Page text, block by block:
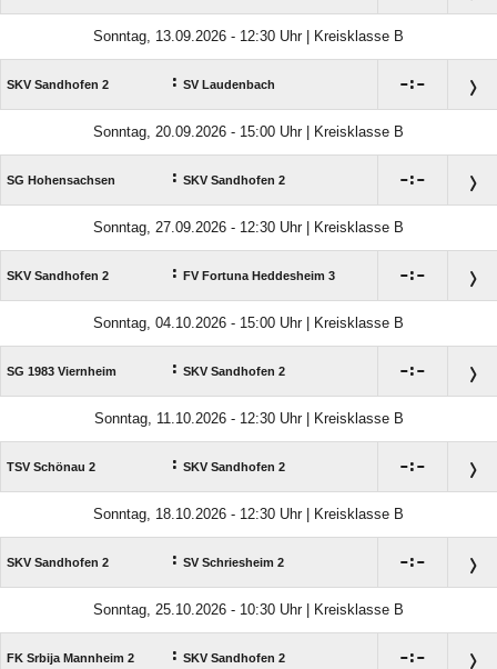
Sonntag, 13.09.2026 - 12:30 Uhr | Kreisklasse B
SKV Sandhofen 2 : SV Laudenbach :
Sonntag, 20.09.2026 - 15:00 Uhr | Kreisklasse B
SG Hohensachsen : SKV Sandhofen 2 :
Sonntag, 27.09.2026 - 12:30 Uhr | Kreisklasse B
SKV Sandhofen 2 : FV Fortuna Heddesheim 3 :
Sonntag, 04.10.2026 - 15:00 Uhr | Kreisklasse B
SG 1983 Viernheim : SKV Sandhofen 2 :
Sonntag, 11.10.2026 - 12:30 Uhr | Kreisklasse B
TSV Schönau 2 : SKV Sandhofen 2 :
Sonntag, 18.10.2026 - 12:30 Uhr | Kreisklasse B
SKV Sandhofen 2 : SV Schriesheim 2 :
Sonntag, 25.10.2026 - 10:30 Uhr | Kreisklasse B
FK Srbija Mannheim 2 : SKV Sandhofen 2 :